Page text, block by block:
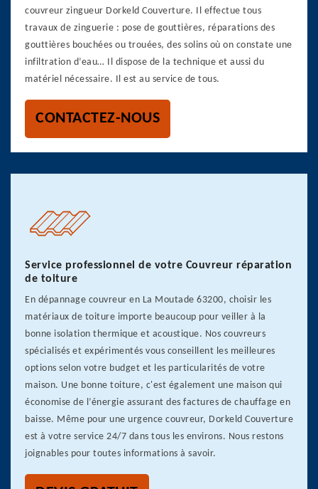
couvreur zingueur Dorkeld Couverture. Il effectue tous
travaux de zinguerie : pose de gouttières, réparations des
gouttières bouchées ou trouées, des solins où on constate une
infiltration d’eau… Il dispose de la technique et aussi du
matériel nécessaire. Il est au service de tous.
CONTACTEZ-NOUS
Service professionnel de votre Couvreur réparation
de toiture
En dépannage couvreur en La Moutade 63200, choisir les
matériaux de toiture importe beaucoup pour veiller à la
bonne isolation thermique et acoustique. Nos couvreurs
spécialisés et expérimentés vous conseillent les meilleures
options selon votre budget et les particularités de votre
maison. Une bonne toiture, c'est également une maison qui
économise de l’énergie assurant des factures de chauffage en
baisse. Même pour une urgence couvreur, Dorkeld Couverture
est à votre service 24/7 dans tous les environs. Nous restons
joignables pour toutes informations à savoir.